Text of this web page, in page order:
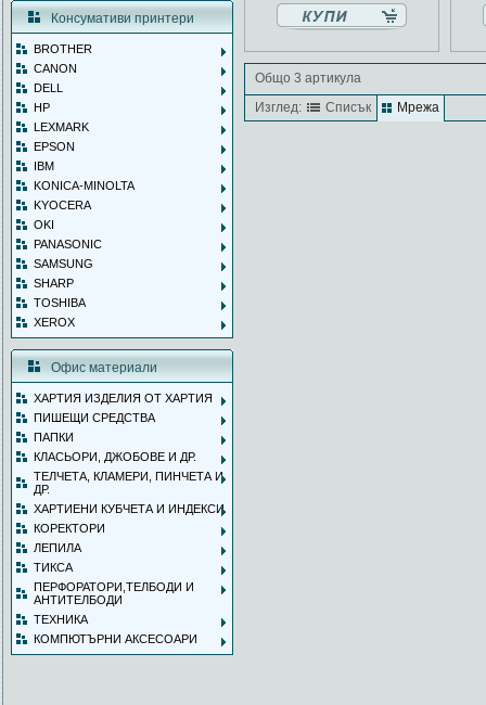
Консумативи принтери
BROTHER
CANON
DELL
HP
LEXMARK
EPSON
IBM
KONICA-MINOLTA
KYOCERA
OKI
PANASONIC
SAMSUNG
SHARP
TOSHIBA
XEROX
Офис материали
ХАРТИЯ ИЗДЕЛИЯ ОТ ХАРТИЯ
ПИШЕЩИ СРЕДСТВА
ПАПКИ
КЛАСЬОРИ, ДЖОБОВЕ И ДР.
ТЕЛЧЕТА, КЛАМЕРИ, ПИНЧЕТА И
ДР.
ХАРТИЕНИ КУБЧЕТА И ИНДЕКСИ
КОРЕКТОРИ
ЛЕПИЛА
ТИКСА
ПЕРФОРАТОРИ,ТЕЛБОДИ И
АНТИТЕЛБОДИ
ТЕХНИКА
КОМПЮТЪРНИ АКСЕСОАРИ
Общо 3 артикула
Изглед:
Списък Мрежа